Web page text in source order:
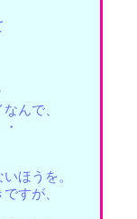
んで、
ほうを。
すが、